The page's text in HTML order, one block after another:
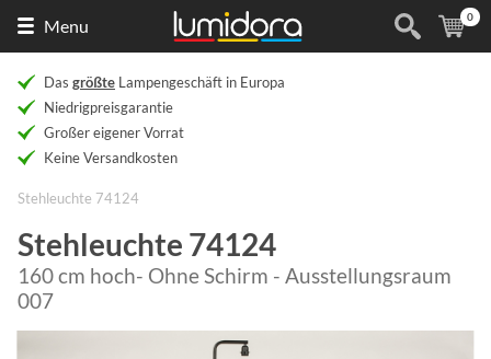
Menu (
0
Das größte Lampengeschäft in Europa
Niedrigpreisgarantie
Großer eigener Vorrat
Keine Versandkosten
Stehleuchte 74124
Stehleuchte 74124
160 cm hoch- Ohne Schirm - Ausstellungsraum
007